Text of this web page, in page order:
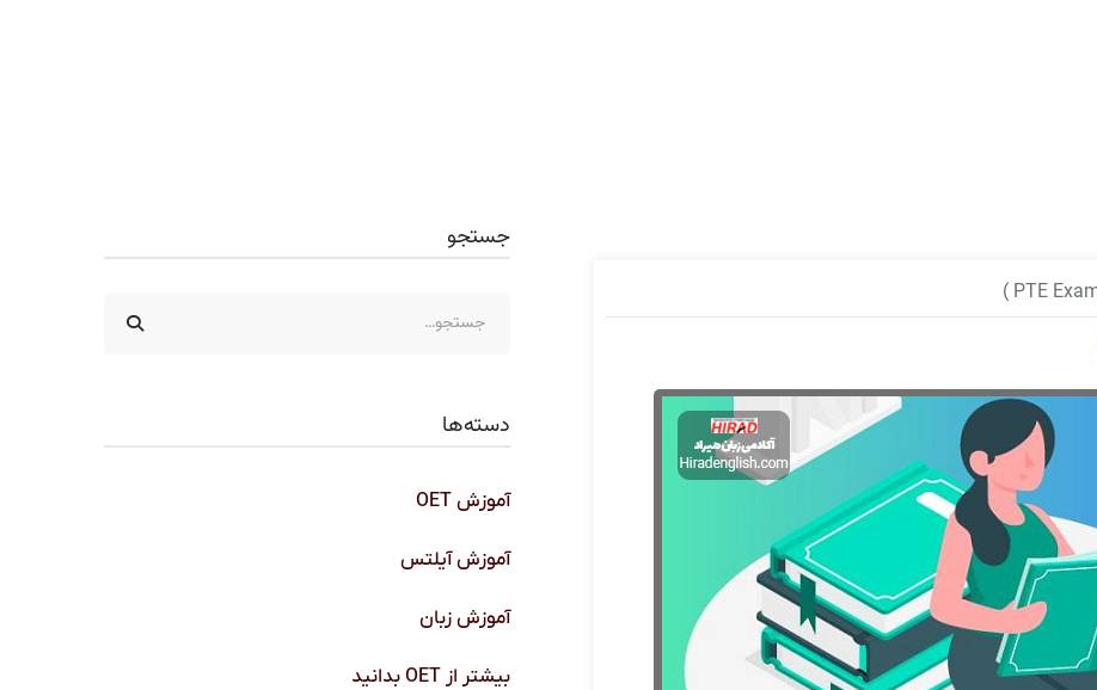
جستجو
دسته‌ها
آموزش OET
آموزش آیلتس
آموزش زبان
بیشتر از OET بدانید